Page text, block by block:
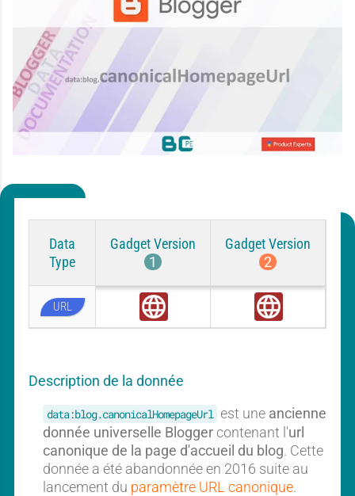
Data
Type
Gadget Version
1
Gadget Version
2
URL
l
a
l
l
Description de la donnée
data:blog.canonicalHomepageUrl est une ancienne
donnée universelle Blogger contenant l'url
canonique de la page d'accueil du blog. Cette
donnée a été abandonnée en 2016 suite au
lancement du paramètre URL canonique.